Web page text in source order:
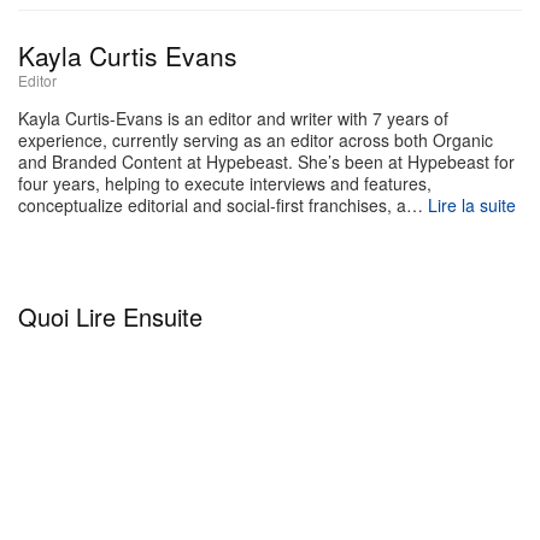
Kisslock Barrel Bag
495 $ USD
Kayla Curtis Evans
Editor
Kayla Curtis-Evans is an editor and writer with 7 years of
experience, currently serving as an editor across both Organic
and Branded Content at Hypebeast. She’s been at Hypebeast for
four years, helping to execute interviews and features,
conceptualize editorial and social-first franchises, a… Lire la suite
Quoi Lire Ensuite